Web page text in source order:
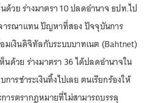
ด้วย ร่างมาตรา 10 ปลดอำนาจ ธปท.ไป
รณาแทน ปัญหาที่สอง ปัจจุบันการ
เงินดิจิทัลกับระบบบาทเนต (Bahtnet)
นด้วย ร่างมาตรา 36 ได้ปลดอำนาจใน
ารชำระเงินทิ้งไปเลย ตนเรียกร้องให้
ารตรากฎหมายที่ไม่สามารถบรรลุ